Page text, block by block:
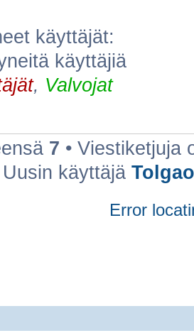
käyttäjät:
käyttäjiä
, Valvojat
7 • Viestiketjuja
Uusin käyttäjä
Error